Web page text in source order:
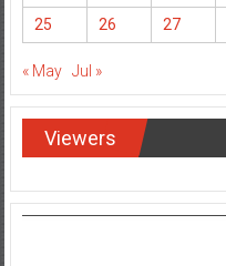
25
26 27
« May Jul »
Viewers